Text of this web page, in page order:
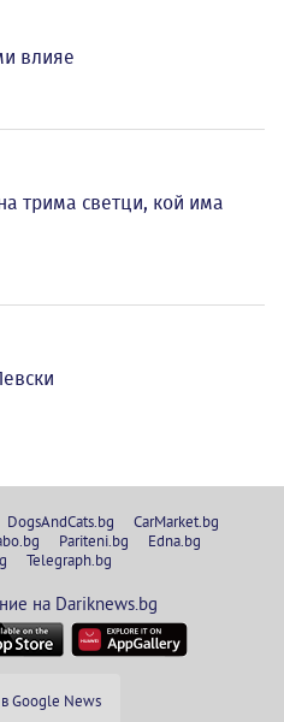
влияе
трима светци, кой има
DogsAndCats.bg
CarMarket.bg
Pariteni.bg
Edna.bg
Telegraph.bg
на Dariknews.bg
Google News